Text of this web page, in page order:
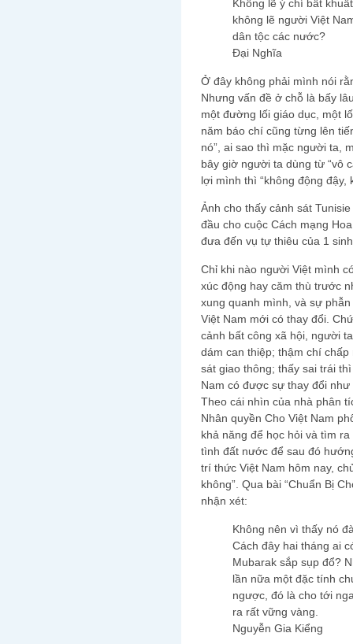
Không lẽ ý chí bất
không lẽ người Việt
dân tộc các nước?
Đại Nghĩa
Ở đây không phải mình nói
Nhưng vấn đề ở chỗ là bấy
một đường lối giáo dục, một
năm báo chí cũng từng lên
nó”, ai sao thì mặc người ta,
bây giờ người ta dùng từ “vô
lợi mình thì “không động đậy,
Ảnh cho thấy cảnh sát
đầu cho cuộc Cách mạng
đưa đến vụ tự thiêu của 1
Chỉ khi nào người Việt mình
xúc động hay căm thù trước
xung quanh mình, và sự
Việt Nam mới có thay đổi.
cảnh bất công xã hội, người
dám can thiệp; thậm chí
sát giao thông; thấy sai trái
Nam có được sự thay đổi
Theo cái nhìn của nhà phân
Nhân quyền Cho Việt Nam
khả năng để học hỏi và tìm
tình đất nước để sau đó
trí thức Việt Nam hôm nay,
không”. Qua bài “Chuẩn Bị
nhận xét:
Không nên vì thấy nó
Cách đây hai tháng ai
Mubarak sắp sụp đổ?
lần nữa một đặc tính
ngược, đó là cho tới
ra rất vững vàng.
Nguyễn Gia Kiểng